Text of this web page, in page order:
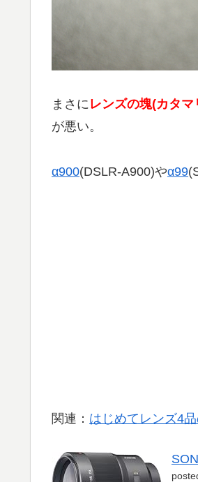
まさにレンズの塊(カタマ
が悪い。
α900(DSLR-A900)やα99
関連： はじめてレンズ4